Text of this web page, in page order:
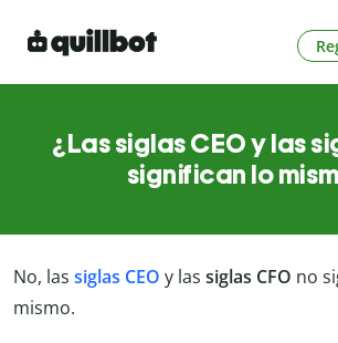
¿Las siglas CEO y las
significan lo
No, las siglas CEO y las siglas CFO no
mismo.